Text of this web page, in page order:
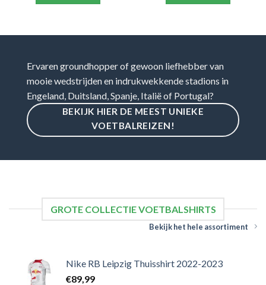
Ervaren groundhopper of gewoon liefhebber van
mooie wedstrijden en indrukwekkende stadions in
Engeland, Duitsland, Spanje, Italië of Portugal?
BEKIJK HIER DE MEEST UNIEKE
VOETBALREIZEN!
GROTE COLLECTIE VOETBALSHIRTS
Bekijk het hele assortiment
Nike RB Leipzig Thuisshirt 2022-2023
€89,99